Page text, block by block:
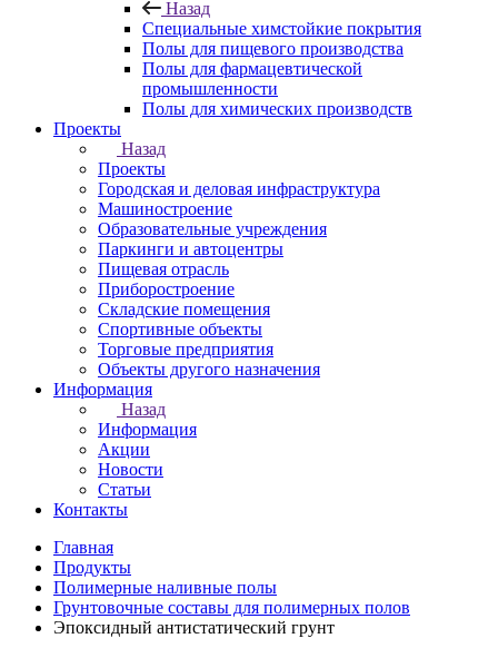
Назад
Специальные химстойкие покрытия
Полы для пищевого производства
Полы для фармацевтической
промышленности
Полы для химических производств
Проекты
Назад
Проекты
Городская и деловая инфраструктура
Машиностроение
Образовательные учреждения
Паркинги и автоцентры
Пищевая отрасль
Приборостроение
Складские помещения
Спортивные объекты
Торговые предприятия
Объекты другого назначения
Информация
Назад
Информация
Акции
Новости
Статьи
Контакты
Главная
Продукты
Полимерные наливные полы
Грунтовочные составы для полимерных полов
Эпоксидный антистатический грунт